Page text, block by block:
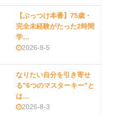
【ぶっつけ本番】75歳・
完全未経験がたった2時間
学…
2026-8-5
なりたい自分を引き寄せ
る”6つのマスターキー”と
は…
2026-8-3